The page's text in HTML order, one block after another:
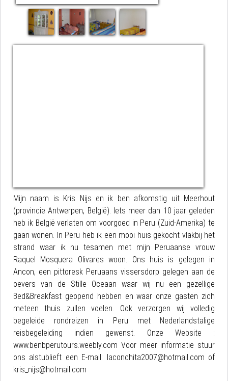
Mijn naam is Kris Nijs en ik ben afkomstig uit Meerhout
(provincie Antwerpen, België). Iets meer dan 10 jaar geleden
heb ik België verlaten om voorgoed in Peru (Zuid-Amerika) te
gaan wonen. In Peru heb ik een mooi huis gekocht vlakbij het
strand waar ik nu tesamen met mijn Peruaanse vrouw
Raquel Mosquera Olivares woon. Ons huis is gelegen in
Ancon, een pittoresk Peruaans vissersdorp gelegen aan de
oevers van de Stille Oceaan waar wij nu een gezellige
Bed&Breakfast geopend hebben en waar onze gasten zich
meteen thuis zullen voelen. Ook verzorgen wij volledig
begeleide rondreizen in Peru met Nederlandstalige
reisbegeleiding indien gewenst. Onze Website :
www.benbperutours.weebly.com Voor meer informatie stuur
ons alstublieft een E-mail: laconchita2007@hotmail.com of
kris_nijs@hotmail.com